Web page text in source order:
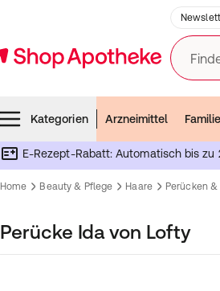
Kategorien
Arzneimittel
E-Rezept-Rabatt: Automatisch bis zu
Home Beauty & Pflege Haare Perücken
Perücke Ida von Lofty